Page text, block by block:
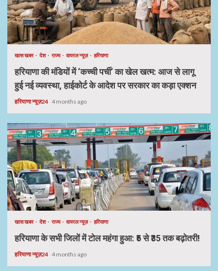
खास खबर देश राज्य वायरल न्यूज़ हरियाणा
हरियाणा की मंडियों में ‘कच्ची पर्ची’ का खेल खत्म: आज से लागू
हुई नई व्यवस्था, हाईकोर्ट के आदेश पर सरकार का कड़ा एक्शन
हरियाणा न्यूज़24 4 months ago
खास खबर देश राज्य वायरल न्यूज़ हरियाणा
हरियाणा के सभी जिलों में टोल महंगा हुआ: ₹5 से ₹35 तक बढ़ोतरी!
हरियाणा न्यूज़24 4 months ago